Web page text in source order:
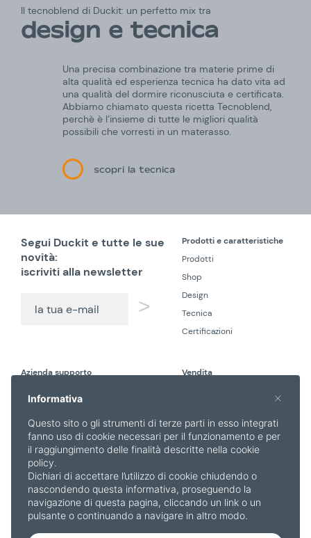
Il tecnoblend di Duckit: un perfetto mix tra
design e tecnica
Una precisa combinazione tra materie prime di
alta qualità ed esperienza tecnica ha dato vita ad
una qualità del dormire riconusciuta e certificata.
Abbiamo chiamato questa ricetta Tecnoblend,
perchè è l’insieme di tutte le migliori qualità
possibili che vorresti in un materasso.
scopri la tecnica
Segui Duckit e tutte le sue
novità:
iscriviti alla newsletter
>
Prodotti e caratteristiche
Prodotti
Shop
Design
Tecnica
Certificazioni
Azienda supporto
Vendita
Privacy policy
FAQ
100 notti di prova
Pagamenti sicuri con
Informativa
Questo sito o gli strumenti di terze parti in esso integrati
fanno uso di cookie necessari per il funzionamento e per
il raggiungimento delle finalità descritte nella cookie
policy.
Dichiari di accettare l’utilizzo di cookie chiudendo o
nascondendo questa informativa, proseguendo la
navigazione di questa pagina, cliccando un link o un
pulsante o continuando a navigare in altro modo.
×